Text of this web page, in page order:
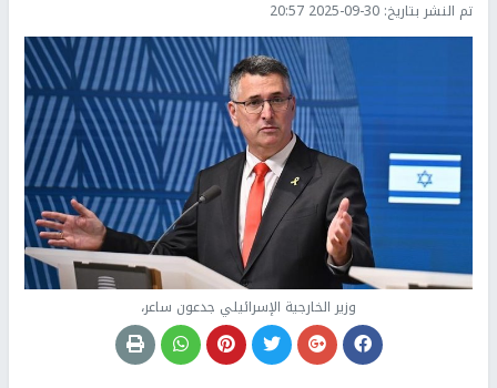
تم النشر بتاريخ: 2025-09-30 20:57
وزير الخارجية الإسرائيلي جدعون ساعر،